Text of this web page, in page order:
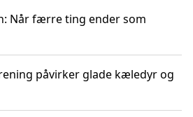
Når færre ting ender som
påvirker glade kæledyr og